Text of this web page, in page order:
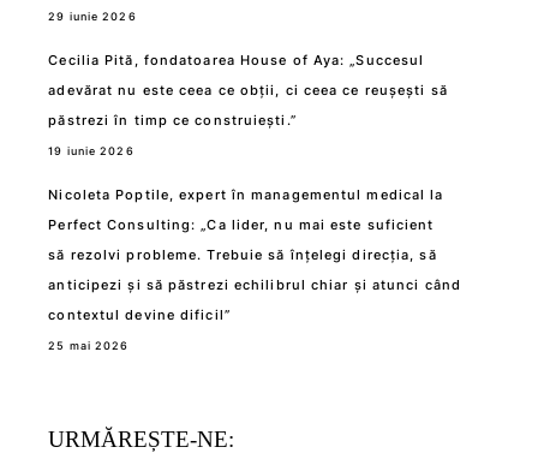
29 iunie 2026
Cecilia Pită, fondatoarea House of Aya: „Succesul
adevărat nu este ceea ce obții, ci ceea ce reușești să
păstrezi în timp ce construiești.”
19 iunie 2026
Nicoleta Poptile, expert în managementul medical la
Perfect Consulting: „Ca lider, nu mai este suficient
să rezolvi probleme. Trebuie să înțelegi direcția, să
anticipezi și să păstrezi echilibrul chiar și atunci când
contextul devine dificil”
25 mai 2026
URMĂREȘTE-NE: